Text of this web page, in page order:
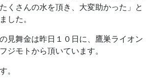
くさんの水を頂き、大変助かった」と
した。
見舞金は昨日１０日に、鷹巣ライオン
ジモトから頂いています。
。